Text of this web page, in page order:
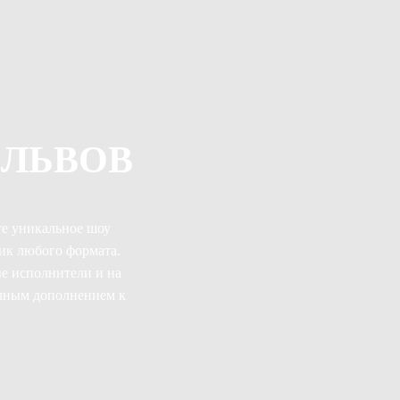
уникальное шоу
любого формата.
исполнители и на
дополнением к